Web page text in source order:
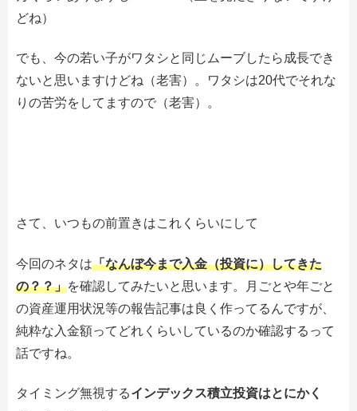
どね）
でも、今の若い子がワタシと同じムーブしたら成長でき
ないと思いますけどね（老害）。ワタシは20代でそれな
りの苦労をしてますので（老害）。
さて、いつもの前置きはこれくらいにして
今回のネタは「なんぼ今まで入金（投資に）してきた
の？？」を確認してみたいと思います。月ごとや年ごと
の資産運用状況等の報告記事は良く作ってるんですが、
純粋な入金額ってどれくらいしているのか確認するって
話ですね。
タイミング無視するインデックス積立投資はとにかく